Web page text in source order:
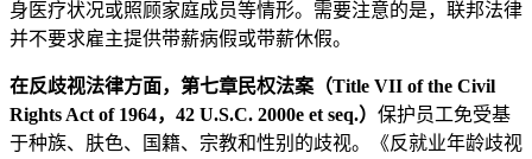
身医疗状况或照顾家庭成员等情形。需要注意的是，联邦法律
并不要求雇主提供带薪病假或带薪休假。
在反歧视法律方面，第七章民权法案（Title VII of the Civil
Rights Act of 1964，42 U.S.C. 2000e et seq.） 保护员工免受基
于种族、肤色、国籍、宗教和性别的歧视。《反就业年龄歧视